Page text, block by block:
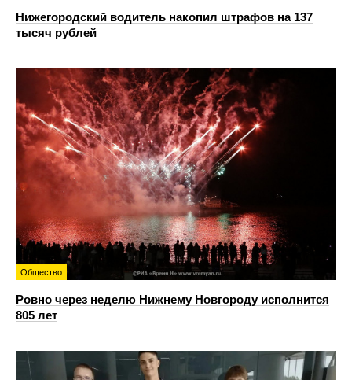
Нижегородский водитель накопил штрафов на 137
тысяч рублей
Общество
Ровно через неделю Нижнему Новгороду исполнится
805 лет